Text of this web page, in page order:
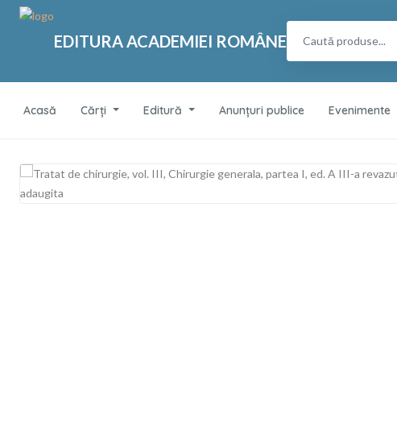
EDITURA ACADEMIEI ROMÂNE
Acasă Cărți Editură Anunțuri publice Evenimente
Tratat de chirurgie,